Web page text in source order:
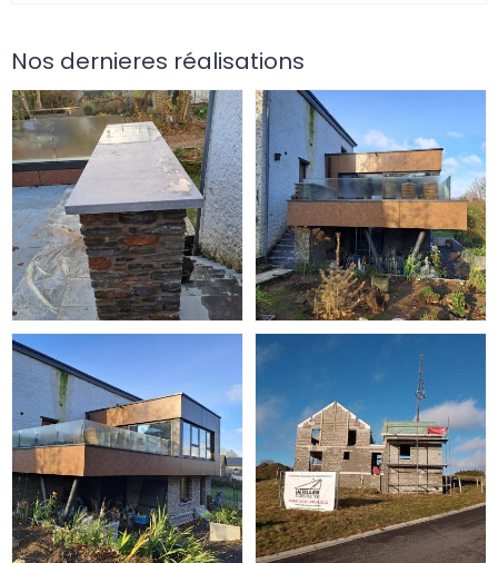
Nos dernieres réalisations